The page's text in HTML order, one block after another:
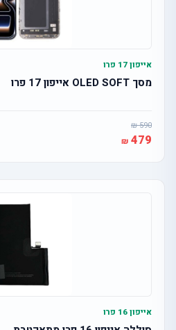
אייפון 17 פרו
מסך OLED SOFT אייפון 17 פרו
590
479
אייפון 16 פרו